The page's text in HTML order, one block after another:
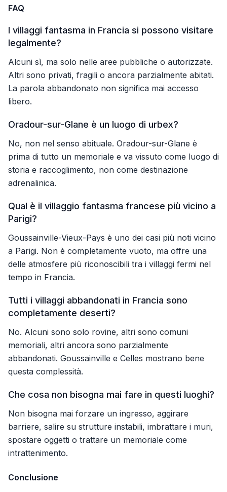
FAQ
I villaggi fantasma in Francia si possono visitare
legalmente?
Alcuni sì, ma solo nelle aree pubbliche o autorizzate.
Altri sono privati, fragili o ancora parzialmente abitati.
La parola abbandonato non significa mai accesso
libero.
Oradour-sur-Glane è un luogo di urbex?
No, non nel senso abituale. Oradour-sur-Glane è
prima di tutto un memoriale e va vissuto come luogo di
storia e raccoglimento, non come destinazione
adrenalinica.
Qual è il villaggio fantasma francese più vicino a
Parigi?
Goussainville-Vieux-Pays è uno dei casi più noti vicino
a Parigi. Non è completamente vuoto, ma offre una
delle atmosfere più riconoscibili tra i villaggi fermi nel
tempo in Francia.
Tutti i villaggi abbandonati in Francia sono
completamente deserti?
No. Alcuni sono solo rovine, altri sono comuni
memoriali, altri ancora sono parzialmente
abbandonati. Goussainville e Celles mostrano bene
questa complessità.
Che cosa non bisogna mai fare in questi luoghi?
Non bisogna mai forzare un ingresso, aggirare
barriere, salire su strutture instabili, imbrattare i muri,
spostare oggetti o trattare un memoriale come
intrattenimento.
Conclusione